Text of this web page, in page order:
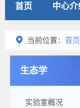
首页 中心介
当前位置： 首页
生态学
实验室概况